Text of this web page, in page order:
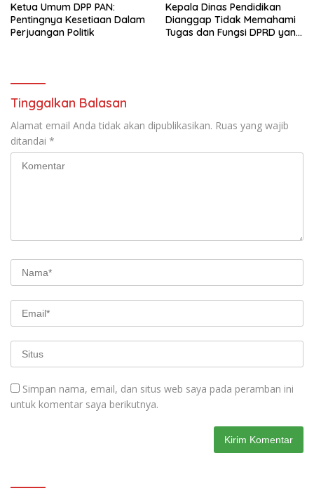
Ketua Umum DPP PAN:
Pentingnya Kesetiaan Dalam
Perjuangan Politik
Kepala Dinas Pendidikan
Dianggap Tidak Memahami
Tugas dan Fungsi DPRD yang
Tinggalkan Balasan
Alamat email Anda tidak akan dipublikasikan. Ruas yang wajib
ditandai *
Simpan nama, email, dan situs web saya pada peramban ini
untuk komentar saya berikutnya.